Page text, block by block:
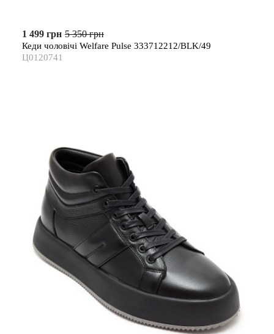
1 499 грн 5 350 грн
Кеди чоловічі Welfare Pulse 333712212/BLK/49
Ц0120741